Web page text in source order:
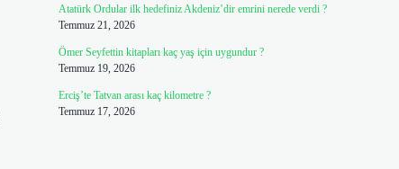
Atatürk Ordular ilk hedefiniz Akdeniz’dir emrini nerede verdi ?
Temmuz 21, 2026
Ömer Seyfettin kitapları kaç yaş için uygundur ?
Temmuz 19, 2026
Erciş’te Tatvan arası kaç kilometre ?
Temmuz 17, 2026